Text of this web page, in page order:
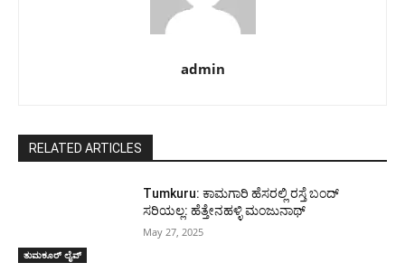
admin
RELATED ARTICLES
ತುಮಕೂರ್ ಲೈವ್
Tumkuru: ಕಾಮಗಾರಿ ಹೆಸರಲ್ಲಿ ರಸ್ತೆ ಬಂದ್
ಸರಿಯಲ್ಲ: ಹೆತ್ತೇನಹಳ್ಳಿ ಮಂಜುನಾಥ್
May 27, 2025